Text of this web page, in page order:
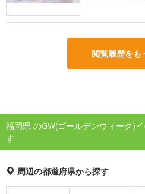
閲覧履歴をも
福岡県 のGW(ゴールデンウィーク)
す
周辺の都道府県から探す